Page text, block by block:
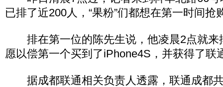
已排了近200人，“果粉”们都想在第一时间抢
排在第一位的陈先生说，他凌晨2点就来
愿以偿第一个买到了iPhone4S，并获得了联
据成都联通相关负责人透露，联通成都